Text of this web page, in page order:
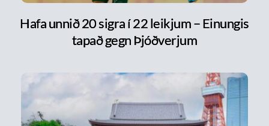
Hafa unnið 20 sigra í 22 leikjum – Einungis
tapað gegn Þjóðverjum